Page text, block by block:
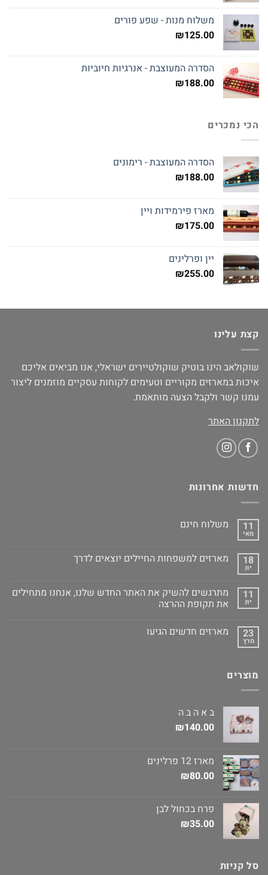
משלוח מנות - שפע פורים
₪125.00
הסדרה המעוצבת - אנרגיות חיוביות
₪188.00
הכי נמכרים
הסדרה המעוצבת - רימונים
₪188.00
מארז פירמידות ויין
₪175.00
יין ופרלינים
₪255.00
קצת עלינו
שוקולאב הינו בוטיק שוקולטיירים ישראלי, אנו מביאים אליכם
איכות במארזים מקוריים וטעימים לקוחות עסקיים מוזמנים ליצור
עמנו קשר ולקבל הצעה מותאמת.
לתקנון האתר
חדשות אחרונות
11
מאי
משלוח חינם
18
יונ
מארזים למשפחות החיילים יוצאים לדרך
11
יונ
מתרגשים להשיק את האתר החדש שלנו, אנחנו מתחילים
את תקופת ההרצה
23
מרץ
מארזים חדשים הגיעו
מוצרים
ב א ה ב ה
₪140.00
מארז 12 פרלינים
₪80.00
פרח בכחול לבן
₪35.00
סל קניות